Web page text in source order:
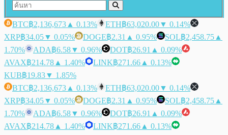
BTC฿2,136,673 ▲ 0.13% ETH฿63,020.00▼ 0.14%
XRP฿34.05▼ 0.05% DOGE฿2.31 ▲ 0.95% SOL฿2,458.75 ▲
1.70%
ADA฿6.58▼ 0.96% DOT฿26.91 ▲ 0.09%
AVAX฿214.78 ▲ 1.40% LINK฿271.66 ▲ 0.13%
KUB฿19.83▼ 1.85%
BTC฿2,136,673 ▲ 0.13% ETH฿63,020.00▼ 0.14%
XRP฿34.05▼ 0.05% DOGE฿2.31 ▲ 0.95% SOL฿2,458.75 ▲
1.70%
ADA฿6.58▼ 0.96% DOT฿26.91 ▲ 0.09%
AVAX฿214.78 ▲ 1.40% LINK฿271.66 ▲ 0.13%